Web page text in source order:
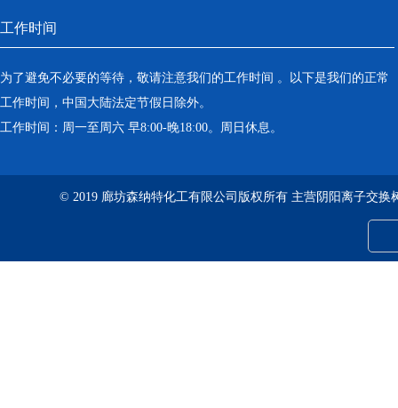
工作时间
为了避免不必要的等待，敬请注意我们的工作时间 。以下是我们的正常
工作时间，中国大陆法定节假日除外。
工作时间：周一至周六 早8:00-晚18:00。周日休息。
© 2019 廊坊森纳特化工有限公司版权所有 主营阴阳离子交换